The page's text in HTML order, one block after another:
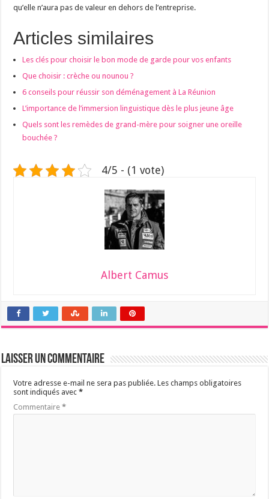
qu’elle n’aura pas de valeur en dehors de l’entreprise.
Articles similaires
Les clés pour choisir le bon mode de garde pour vos enfants
Que choisir : crèche ou nounou ?
6 conseils pour réussir son déménagement à La Réunion
L’importance de l’immersion linguistique dès le plus jeune âge
Quels sont les remèdes de grand-mère pour soigner une oreille
bouchée ?
4/5 - (1 vote)
Albert Camus
Laisser un commentaire
Votre adresse e-mail ne sera pas publiée. Les champs obligatoires
sont indiqués avec*
Commentaire*